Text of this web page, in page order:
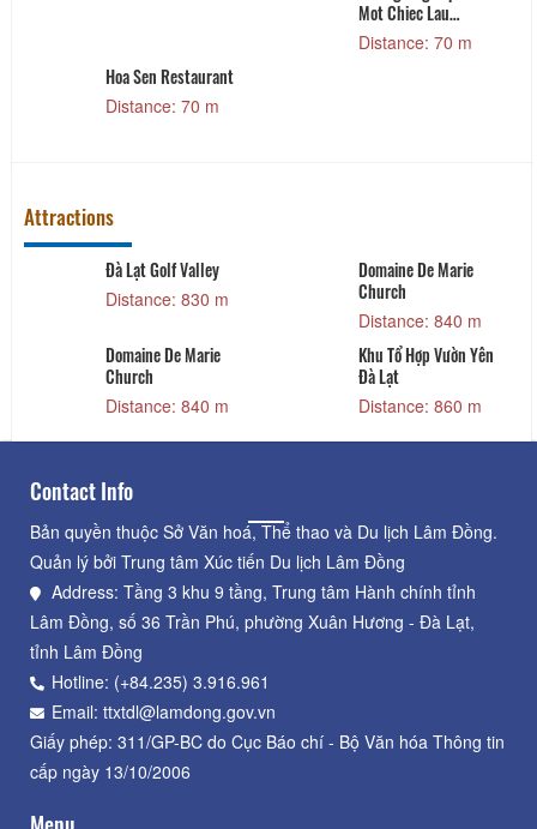
Chungking Express -
Mot Chiec Lau
Hoa Sen Restaurant
Attractions
Đà Lạt Golf Valley
Domaine De Marie
Church
Distance: 840 m
Domaine De Marie
Church
Khu Tổ Hợp Vườn Yên
Đà Lạt
Contact Info
Bản quyền thuộc Sở Văn hoá, Thể thao và Du lịch Lâm Đồng.
Quản lý bởi Trung tâm Xúc tiến Du lịch Lâm Đồng
Address: Tầng 3 khu 9 tầng, Trung tâm Hành chính tỉnh
Lâm Đồng, số 36 Trần Phú, phường Xuân Hương - Đà Lạt,
tỉnh Lâm Đồng
Hotline: (+84.235) 3.916.961
Email: ttxtdl@lamdong.gov.vn
Giấy phép: 311/GP-BC do Cục Báo chí - Bộ Văn hóa Thông tin